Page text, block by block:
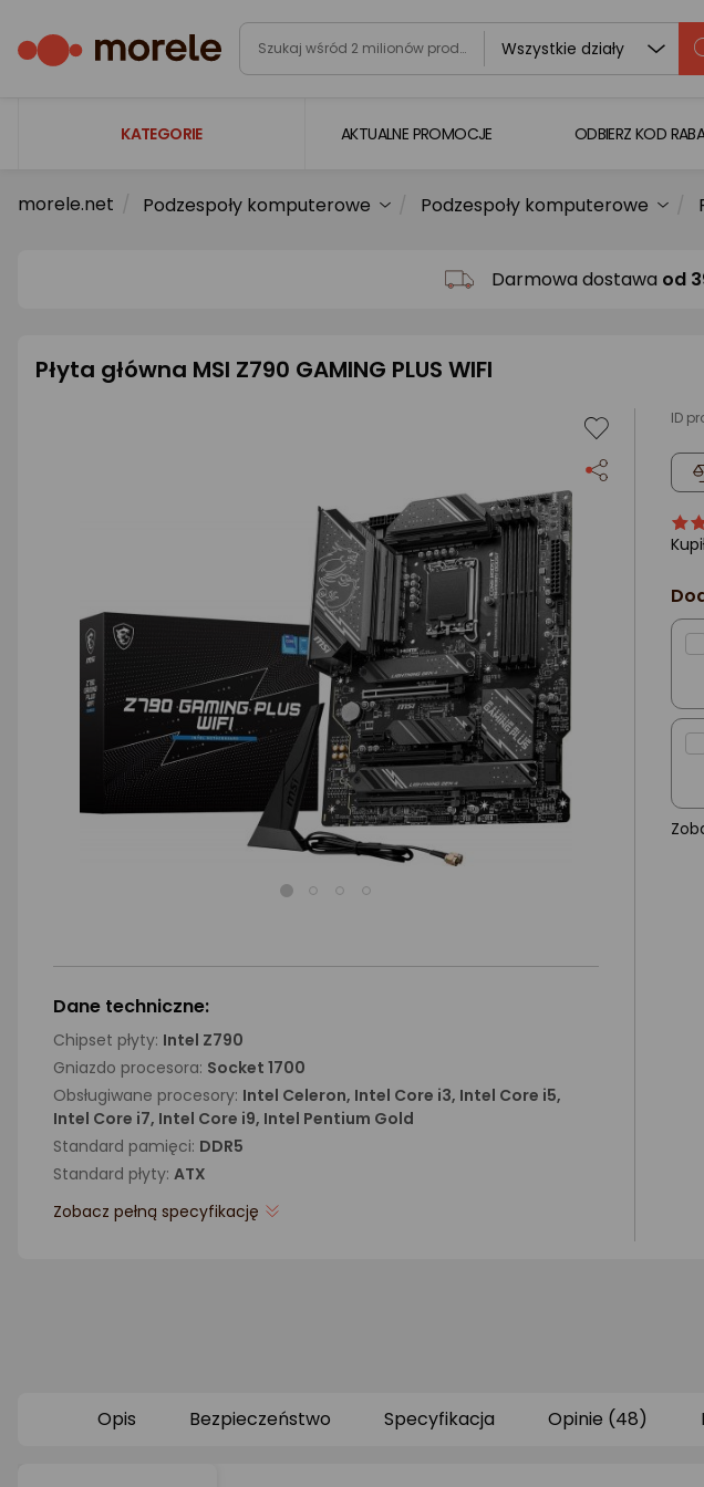
Wszystkie działy
KATEGORIE
Laptopy
Smartfony i smartwatche
Biuro i firma
Sport i turystyka
Zabawki i dziecko
Uroda i zdrowie
Supermarket
Strefa marek
AKTUALNE PROMOCJE ODBIERZ KOD
morele.net Podzespoły komputerowe Podzespoły komputerowe
Darmowa dostawa od
Płyta główna MSI Z790 GAMING PLUS WIFI
ID
Dane techniczne:
Chipset płyty: Intel Z790
Gniazdo procesora: Socket 1700
Obsługiwane procesory: Intel Celeron, Intel Core i3, Intel Core i5,
Intel Core i7, Intel Core i9, Intel Pentium Gold
Standard pamięci: DDR5
Standard płyty: ATX
Zobacz pełną specyfikację
Opis Bezpieczeństwo Specyfikacja Opinie (48)